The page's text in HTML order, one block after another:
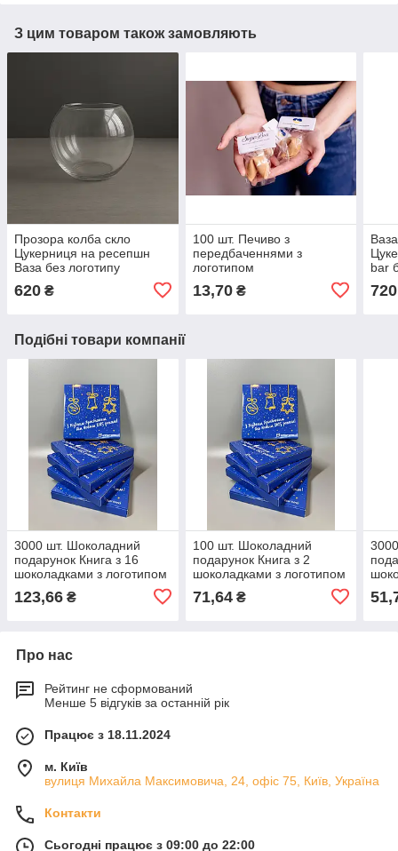
З цим товаром також замовляють
Прозора колба скло
Цукерниця на ресепшн
Ваза без логотипу
620 ₴
100 шт. Печиво з
передбаченнями з
логотипом
13,70₴
bar
720
Подібні товари компанії
3000 шт. Шоколадний
подарунок Книга з 16
шоколадками з логотипом
123,66 ₴
100 шт. Шоколадний
подарунок Книга з 2
шоколадками з логотипом
71,64₴
Про нас
Рейтинг не сформований
Менше 5 відгуків за останній рік
Працює з 18.11.2024
м. Київ
вулиця Михайла Максимовича, 24, офіс 75, Київ, Україна
Контакти
Сьогодні працює з 09:00 до 22:00